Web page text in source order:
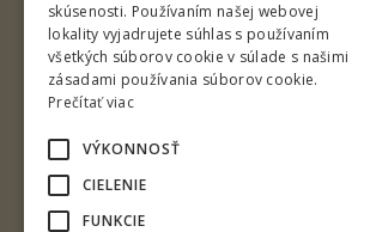
Ul. T. G. Masaryka 24
960 01 Zvolen
skúsenosti. Používaním našej webovej
lokality vyjadrujete súhlas s používaním
všetkých súborov cookie v súlade s našimi
zásadami používania súborov cookie.
Prečítať viac
VÝKONNOSŤ
CIELENIE
FUNKCIE